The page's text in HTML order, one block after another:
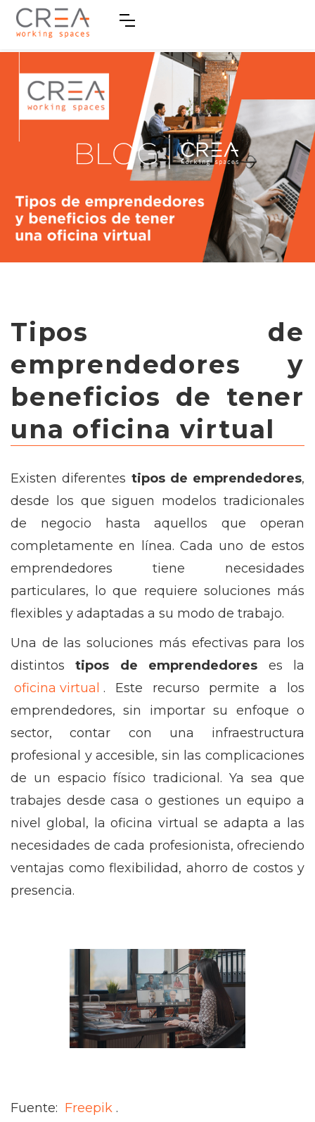
Tipos de
emprendedores y
beneficios de tener
una oficina virtual
Existen diferentes tipos de emprendedores,
desde los que siguen modelos tradicionales
de negocio hasta aquellos que operan
completamente en línea. Cada uno de estos
emprendedores tiene necesidades
particulares, lo que requiere soluciones más
flexibles y adaptadas a su modo de trabajo.
Una de las soluciones más efectivas para los
distintostipos de emprendedores es la
oficina virtual . Este recurso permite a los
emprendedores, sin importar su enfoque o
sector, contar con una infraestructura
profesional y accesible, sin las complicaciones
de un espacio físico tradicional. Ya sea que
trabajes desde casa o gestiones un equipo a
nivel global, la oficina virtual se adapta a las
necesidades de cada profesionista, ofreciendo
ventajas como flexibilidad, ahorro de costos y
presencia.
Fuente: Freepik .